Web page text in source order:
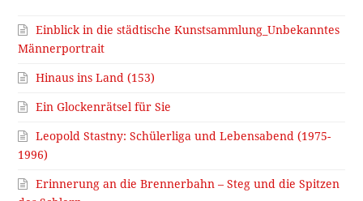
Einblick in die städtische Kunstsammlung_Unbekanntes
Männerportrait
Hinaus ins Land (153)
Ein Glockenrätsel für Sie
Leopold Stastny: Schülerliga und Lebensabend (1975-
1996)
Erinnerung an die Brennerbahn – Steg und die Spitzen